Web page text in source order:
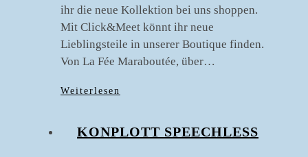
ihr die neue Kollektion bei uns shoppen.
Mit Click&Meet könnt ihr neue
Lieblingsteile in unserer Boutique finden.
Von La Fée Maraboutée, über…
Weiterlesen
KONPLOTT SPEECHLESS